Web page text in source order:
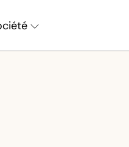
Chercher